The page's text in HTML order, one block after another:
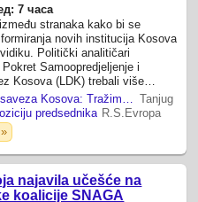
7 часа
stranaka kako bi se
novih institucija Kosova
Politički analitičari
Samoopredjeljenje i
Kosova (LDK) trebali više
buduće vlade, nego ...
Izabrana poslanica Demokratskog saveza Kosova: Tražimo mesto predsednika Tanjug
predsednika R.S.Evropa
najavila učešće na
koalicije SNAGA